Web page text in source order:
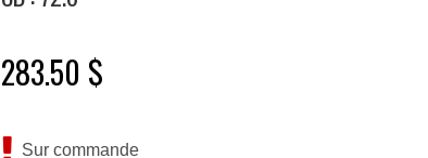
283.50 $
Sur commande